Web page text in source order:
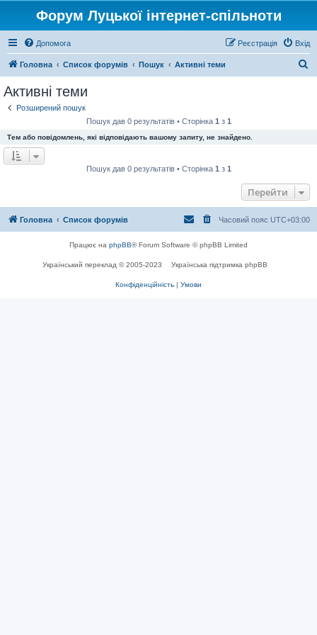
Форум Луцької інтернет-спільноти
Допомога Вхід
Реєстрація
Головна Список форумів Пошук Активні теми
Активні теми
Розширений пошук
Пошук дав 0 результатів • Сторінка 1 з 1
Тем або повідомлень, які відповідають вашому запиту, не знайдено.
Пошук дав 0 результатів • Сторінка 1 з 1
Перейти
Головна Список форумів Часовий пояс UTC+03:00
Працює на phpBB® Forum Software © phpBB Limited
Український переклад © 2005-2023 Українська підтримка phpBB
Конфіденційність | Умови